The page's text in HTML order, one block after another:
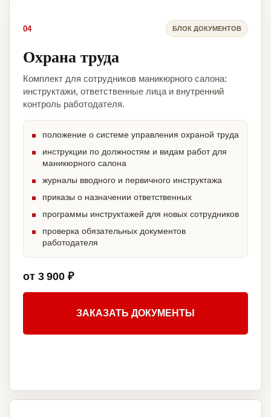
04 БЛОК ДОКУМЕНТОВ
Охрана труда
Комплект для сотрудников маникюрного салона:
инструктажи, ответственные лица и внутренний
контроль работодателя.
положение о системе управления охраной труда
инструкции по должностям и видам работ для
маникюрного салона
журналы вводного и первичного инструктажа
приказы о назначении ответственных
программы инструктажей для новых сотрудников
проверка обязательных документов
работодателя
от 3 900 ₽
ЗАКАЗАТЬ ДОКУМЕНТЫ